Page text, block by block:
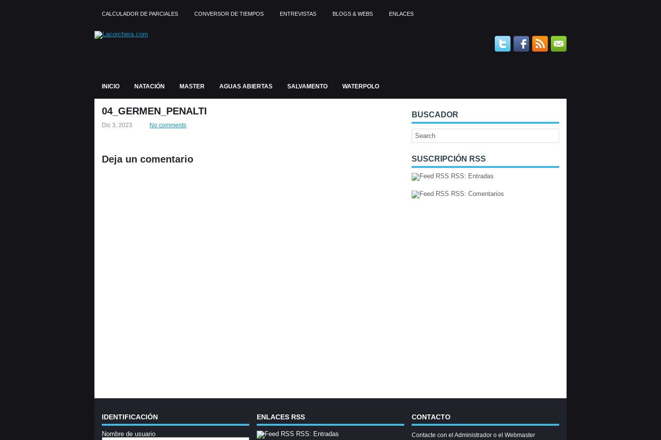
CALCULADOR DE PARCIALES CONVERSOR DE TIEMPOS ENTREVISTAS BLOGS & WEBS ENLACES
INICIO NATACIÓN MASTER AGUAS ABIERTAS SALVAMENTO WATERPOLO
04_GERMEN_PENALTI
Dic 3, 2023 No comments
Deja un comentario
BUSCADOR
SUSCRIPCIÓN RSS
RSS: Entradas
RSS: Comentarios
IDENTIFICACIÓN
Nombre de usuario
ENLACES RSS
RSS: Entradas
CONTACTO
Contacte con el Administrador o el Webmaster